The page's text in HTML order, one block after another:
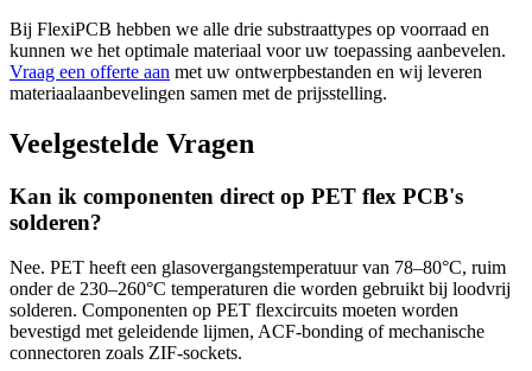
Bij FlexiPCB hebben we alle drie substraattypes op voorraad en
kunnen we het optimale materiaal voor uw toepassing aanbevelen.
Vraag een offerte aan met uw ontwerpbestanden en wij leveren
materiaalaanbevelingen samen met de prijsstelling.
Veelgestelde Vragen
Kan ik componenten direct op PET flex PCB's
solderen?
Nee. PET heeft een glasovergangstemperatuur van 78–80°C, ruim
onder de 230–260°C temperaturen die worden gebruikt bij loodvrij
solderen. Componenten op PET flexcircuits moeten worden
bevestigd met geleidende lijmen, ACF-bonding of mechanische
connectoren zoals ZIF-sockets.